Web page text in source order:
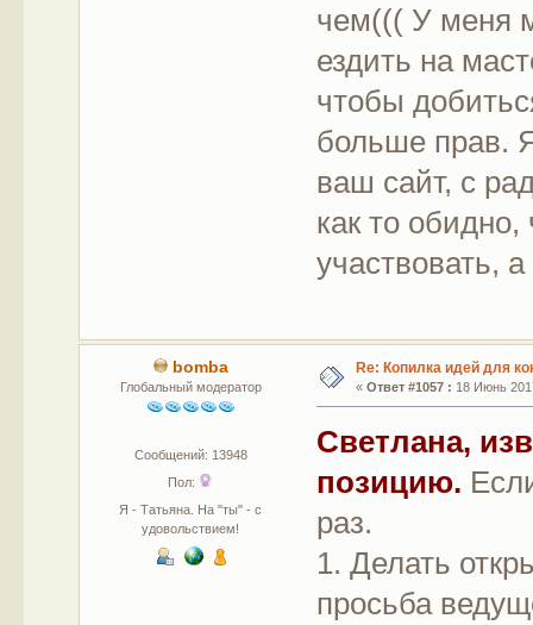
чем((( У меня
ездить на
чтобы
больше прав.
ваш сайт, с
как то
участвовать,
bomba
Глобальный модератор
Сообщений: 13948
Пол:
Я - Татьяна. На "ты" - с
удовольствием!
Re: Копилка идей для
« Ответ #1057 : 18 Июнь
Светлана,
позицию.
раз.
1. Делать
просьба